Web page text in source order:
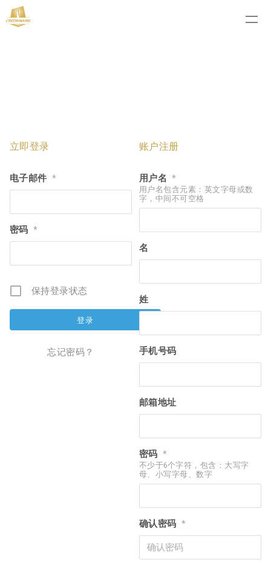
立即登录
电子邮件 *
密码 *
保持登录状态
忘记密码？
账户注册
用户名 *
用户名包含元素：英文字母或数
字，中间不可空格
名
姓
手机号码
邮箱地址
密码 *
不少于6个字符，包含：大写字
母、小写字母、数字
确认密码 *